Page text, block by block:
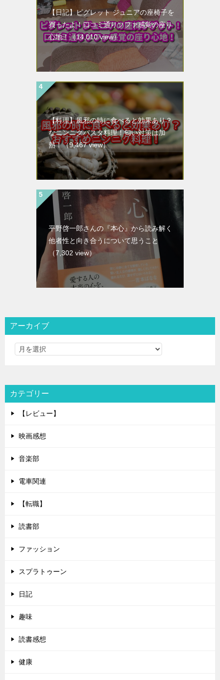
【日記】ピグレット ジュニアの座椅子を
買ったよ！口コミ通りソファ感覚の座り
心地！（14,010 view）
【料理】風邪の時に食べると効果あり？
なニンニクパスタ料理！匂い対策は加
熱！（9,467 view）
平野啓一郎さんの『本心』から読み解く
他者性と向き合うについて思うこと
（7,302 view）
アーカイブ
カテゴリー
【レビュー】
映画感想
音楽部
電車関連
【転職】
読書部
ファッション
スプラトゥーン
日記
趣味
読書感想
健康